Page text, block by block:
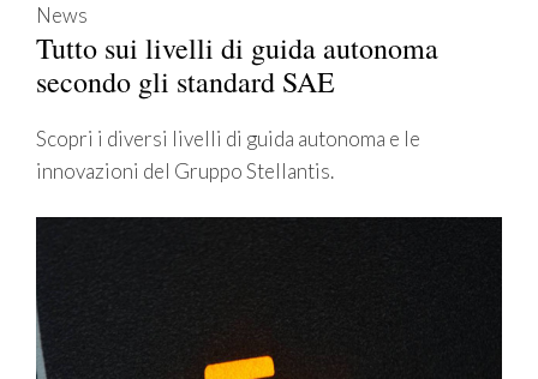
News
Tutto sui livelli di guida autonoma
secondo gli standard SAE
Scopri i diversi livelli di guida autonoma e le
innovazioni del Gruppo Stellantis.